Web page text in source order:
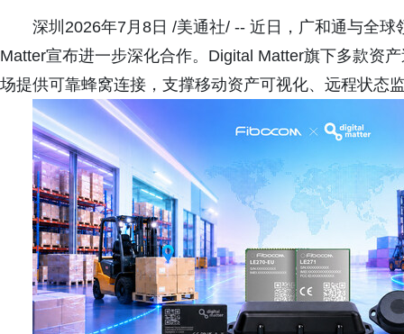
深圳2026年7月8日 /美通社/ -- 近日，广和通与全
Matter宣布进一步深化合作。Digital Matter旗下多款资
场提供可靠蜂窝连接，支撑移动资产可视化、远程状态